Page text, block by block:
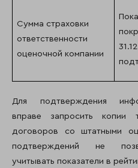
Сумма страховки
ответственности
оценочной компании
Для подтверждения
вправе запросить копии
договоров со штатными
подтверждений не
учитывать показатели в